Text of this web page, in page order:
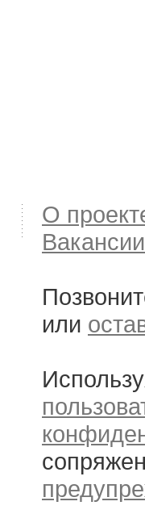
О
Вакансии
или